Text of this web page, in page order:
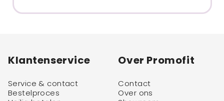
Klantenservice
Service & contact
Bestelproces
Over Promofit
Contact
Over ons